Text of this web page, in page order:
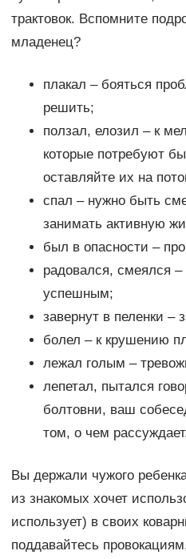
трактовок. Вспомните
младенец?
плакал – бояться
решить;
ползал, елозил – к
которые потребуют
оставляйте их на
спал – нужно быть
занимать активную
был в опасности –
радовался, смеялся
успешным;
завернут в пеленки –
болел – к крушению
лежал голым –
лепетал, пытался
болтовни, ваш
том, о чем
Вы держали чужого
из знакомых хочет
использует) в своих
поддавайтесь